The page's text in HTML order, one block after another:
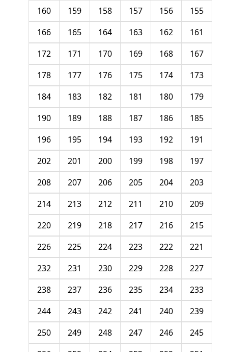
155
156
157
158
159
160
161
162
163
164
165
166
167
168
169
170
171
172
173
174
175
176
177
178
179
180
181
182
183
184
185
186
187
188
189
190
191
192
193
194
195
196
197
198
199
200
201
202
203
204
205
206
207
208
209
210
211
212
213
214
215
216
217
218
219
220
221
222
223
224
225
226
227
228
229
230
231
232
233
234
235
236
237
238
239
240
241
242
243
244
245
246
247
248
249
250